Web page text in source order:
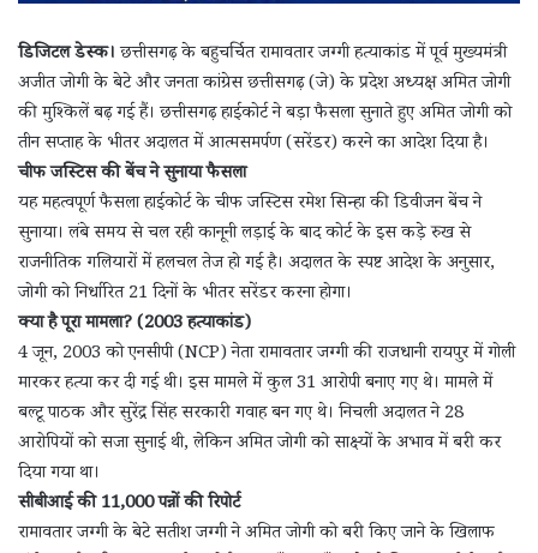
डिजिटल डेस्क।छत्तीसगढ़ के बहुचर्चित रामावतार जग्गी हत्याकांड में पूर्व मुख्यमंत्री
अजीत जोगी के बेटे और जनता कांग्रेस छत्तीसगढ़ (जे) के प्रदेश अध्यक्ष अमित जोगी
की मुश्किलें बढ़ गई हैं। छत्तीसगढ़ हाईकोर्ट ने बड़ा फैसला सुनाते हुए अमित जोगी को
तीन सप्ताह के भीतर अदालत में आत्मसमर्पण (सरेंडर) करने का आदेश दिया है।
चीफ जस्टिस की बेंच ने सुनाया फैसला
यह महत्वपूर्ण फैसला हाईकोर्ट के चीफ जस्टिस रमेश सिन्हा की डिवीजन बेंच ने
सुनाया। लंबे समय से चल रही कानूनी लड़ाई के बाद कोर्ट के इस कड़े रुख से
राजनीतिक गलियारों में हलचल तेज हो गई है। अदालत के स्पष्ट आदेश के अनुसार,
जोगी को निर्धारित 21 दिनों के भीतर सरेंडर करना होगा।
क्या है पूरा मामला? (2003 हत्याकांड)
4 जून, 2003 को एनसीपी (NCP) नेता रामावतार जग्गी की राजधानी रायपुर में गोली
मारकर हत्या कर दी गई थी। इस मामले में कुल 31 आरोपी बनाए गए थे। मामले में
बल्टू पाठक और सुरेंद्र सिंह सरकारी गवाह बन गए थे। निचली अदालत ने 28
आरोपियों को सजा सुनाई थी, लेकिन अमित जोगी को साक्ष्यों के अभाव में बरी कर
दिया गया था।
सीबीआई की 11,000 पन्नों की रिपोर्ट
रामावतार जग्गी के बेटे सतीश जग्गी ने अमित जोगी को बरी किए जाने के खिलाफ